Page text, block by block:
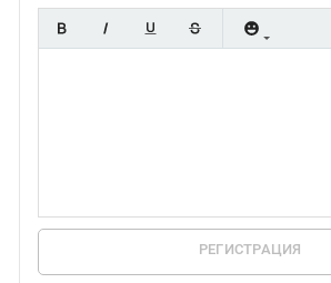
РЕГИСТРАЦИЯ